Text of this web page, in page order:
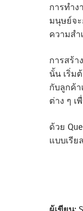
การทําง
มนุษย์จะ
ความสํ
การสร้
นั้น เริ่ม
กับลูกค้
ต่าง ๆ
ด้วย
แบบเรี